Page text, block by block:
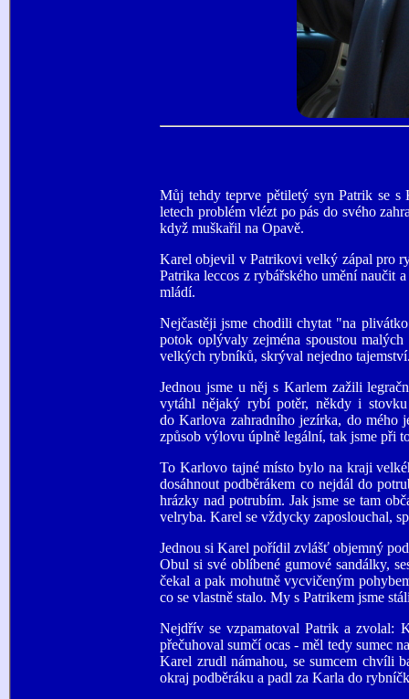
Můj tehdy teprve pětiletý syn Patrik se
letech problém vlézt po pás do svého
když muškařil na Opavě.
Karel objevil v Patrikovi velký zápal pro
Patrika leccos z rybářského umění naučit
mládí.
Nejčastěji jsme chodili chytat "na
potok oplývaly zejména spoustou
velkých rybníků, skrýval nejedno
Jednou jsme u něj s Karlem zažili
vytáhl nějaký rybí potěr, někdy i
do Karlova zahradního jezírka, do mého
způsob výlovu úplně legální, tak jsme při
To Karlovo tajné místo bylo na kraji
dosáhnout podběrákem co nejdál do
hrázky nad potrubím. Jak jsme se tam
velryba. Karel se vždycky zaposlouchal,
Jednou si Karel pořídil zvlášť objemný
Obul si své oblíbené gumové sandálky,
čekal a pak mohutně vycvičeným
co se vlastně stalo. My s Patrikem jsme
Nejdřív se vzpamatoval Patrik a zvolal:
přečuhoval sumčí ocas - měl tedy sumec
Karel zrudl námahou, se sumcem chvíli
okraj podběráku a padl za Karla do